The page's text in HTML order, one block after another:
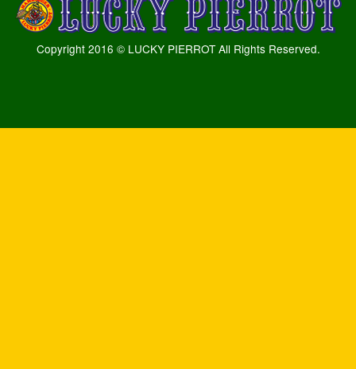
Copyright 2016 © LUCKY PIERROT All Rights Reserved.